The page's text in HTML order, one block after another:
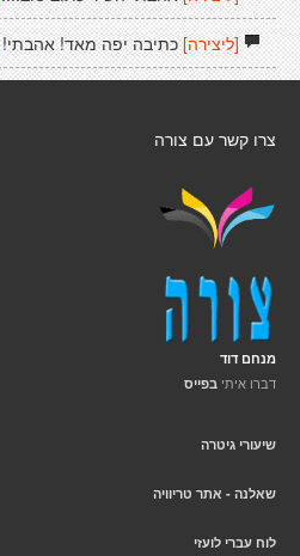
[ליצירה]כתיבה יפה מאד! אהבתי!
צרו קשר עם צורה
מנחם דוד
דברו איתי בפייס
שיעורי גיטרה
שאלנה - אתר טריוויה
לוח עברי לועזי